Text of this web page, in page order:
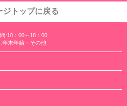
ジトップに戻る
:10：00～18：00
:年末年始・その他